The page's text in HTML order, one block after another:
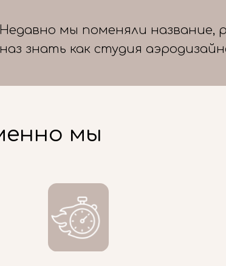
Недавно мы поменяли название,
наз знать как студия
мы